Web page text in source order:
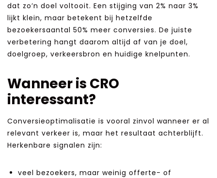
dat zo’n doel voltooit. Een stijging van 2% naar 3%
lijkt klein, maar betekent bij hetzelfde
bezoekersaantal 50% meer conversies. De juiste
verbetering hangt daarom altijd af van je doel,
doelgroep, verkeersbron en huidige knelpunten.
Wanneer is CRO
interessant?
Conversieoptimalisatie is vooral zinvol wanneer er al
relevant verkeer is, maar het resultaat achterblijft.
Herkenbare signalen zijn:
veel bezoekers, maar weinig offerte- of